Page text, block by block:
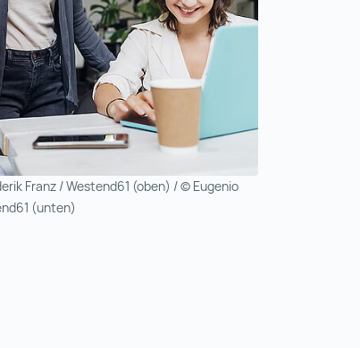
Franz / Westend61 (oben) / © Eugenio
(unten)